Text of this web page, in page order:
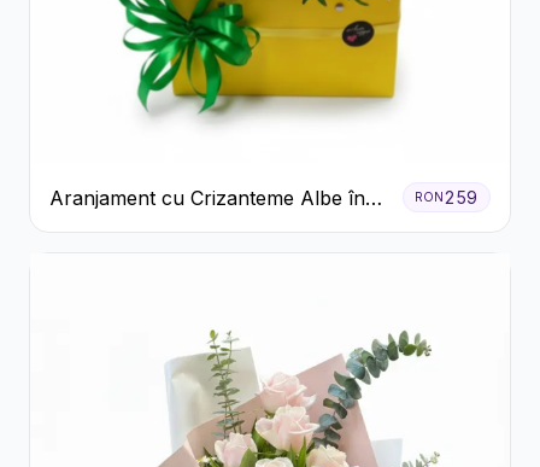
Aranjament cu Crizanteme Albe în
Cutie Galbenă
RON259